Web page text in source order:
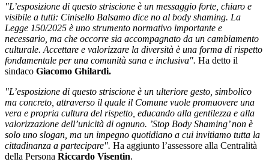
"L’esposizione di questo striscione è un messaggio forte, chiaro e
visibile a tutti: Cinisello Balsamo dice no al body shaming. La
Legge 150/2025 è uno strumento normativo importante e
necessario, ma che occorre sia accompagnato da un cambiamento
culturale. Accettare e valorizzare la diversità è una forma di rispetto
fondamentale per una comunità sana e inclusiva". Ha detto il
sindaco Giacomo Ghilardi.
"L’esposizione di questo striscione è un ulteriore gesto, simbolico
ma concreto, attraverso il quale il Comune vuole promuovere una
vera e propria cultura del rispetto, educando alla gentilezza e alla
valorizzazione dell’unicità di ognuno. ’Stop Body Shaming’ non è
solo uno slogan, ma un impegno quotidiano a cui invitiamo tutta la
cittadinanza a partecipare". Ha aggiunto l’assessore alla Centralità
della Persona Riccardo Visentin.